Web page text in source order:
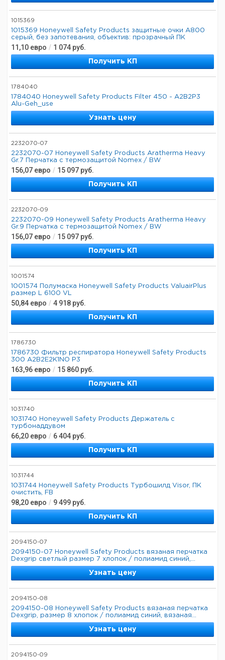
1015369
1015369 Honeywell Safety Products защитные очки A800
серый, без запотевания, объектив: прозрачный ПК
11,10 евро / 1 074 руб.
Получить КП
1784040
1784040 Honeywell Safety Products Filter 450 - A2B2P3
Alu-Geh_use
Узнать цену
2232070-07
2232070-07 Honeywell Safety Products Aratherma Heavy
Gr.7 Перчатка с термозащитой Nomex / BW
156,07 евро / 15 097 руб.
Получить КП
2232070-09
2232070-09 Honeywell Safety Products Aratherma Heavy
Gr.9 Перчатка с термозащитой Nomex / BW
156,07 евро / 15 097 руб.
Получить КП
1001574
1001574 Полумаска Honeywell Safety Products ValuairPlus
размер L 6100 VL
50,84 евро / 4 918 руб.
Получить КП
1786730
1786730 Фильтр респиратора Honeywell Safety Products
300 A2B2E2K1NO P3
163,96 евро / 15 860 руб.
Получить КП
1031740
1031740 Honeywell Safety Products Держатель с
турбонаддувом
66,20 евро / 6 404 руб.
Получить КП
1031744
1031744 Honeywell Safety Products Турбошилд Visor, ПК
очистить, FB
98,20 евро / 9 499 руб.
Получить КП
2094150-07
2094150-07 Honeywell Safety Products вязаная перчатка
Dexgrip светлый размер 7 хлопок / полиамид синий,...
Узнать цену
2094150-08
2094150-08 Honeywell Safety Products вязаная перчатка
Dexgrip, размер 8 хлопок / полиамид синий, вязаная...
Узнать цену
2094150-09